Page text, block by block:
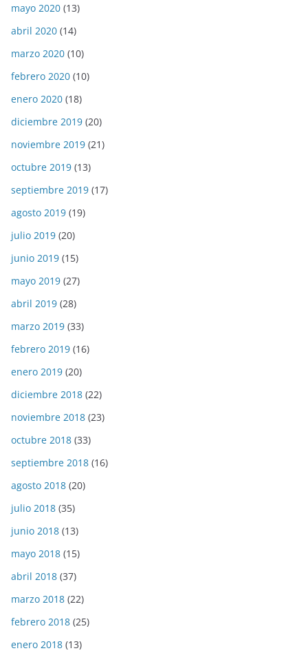
mayo 2020 (13)
abril 2020 (14)
marzo 2020 (10)
febrero 2020 (10)
enero 2020 (18)
diciembre 2019 (20)
noviembre 2019 (21)
octubre 2019 (13)
septiembre 2019 (17)
agosto 2019 (19)
julio 2019 (20)
junio 2019 (15)
mayo 2019 (27)
abril 2019 (28)
marzo 2019 (33)
febrero 2019 (16)
enero 2019 (20)
diciembre 2018 (22)
noviembre 2018 (23)
octubre 2018 (33)
septiembre 2018 (16)
agosto 2018 (20)
julio 2018 (35)
junio 2018 (13)
mayo 2018 (15)
abril 2018 (37)
marzo 2018 (22)
febrero 2018 (25)
enero 2018 (13)